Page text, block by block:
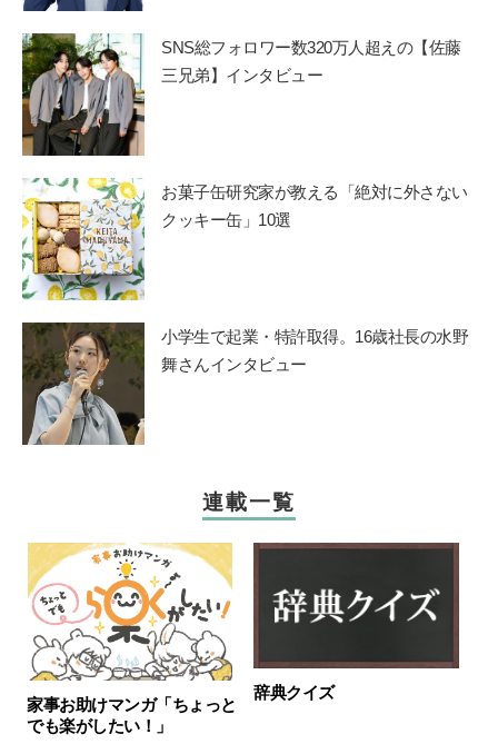
SNS総フォロワー数320万人超えの【佐藤
三兄弟】インタビュー
お菓子缶研究家が教える「絶対に外さない
クッキー缶」10選
小学生で起業・特許取得。16歳社長の水野
舞さんインタビュー
連載一覧
家事お助けマンガ「ちょっと
でも楽がしたい！」
辞典クイズ